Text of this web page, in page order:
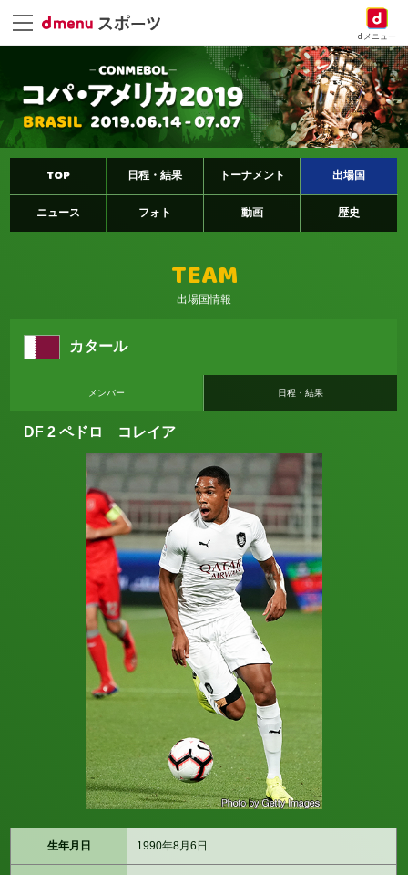
dメニュー
TOP 日程・結果 トーナメント 出場国
ニュース フォト 動画 歴史
TEAM
出場国情報
カタール
メンバー 日程・結果
DF 2 ペドロ コレイア
生年月日 1990年8月6日